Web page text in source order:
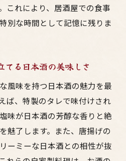
これにより、居酒屋での食事
別な時間として記憶に残りま
てる日本酒の美味しさ
風味を持つ日本酒の魅力を最
ば、特製のタレで味付けされ
味が日本酒の芳醇な香りと絶
魅了します。また、唐揚げの
ーミーな日本酒との相性が抜